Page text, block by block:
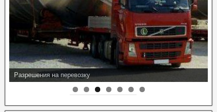
Разрешения на перевозку